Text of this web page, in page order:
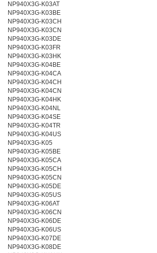
NP940X3G-K03AT
NP940X3G-K03BE
NP940X3G-K03CH
NP940X3G-K03CN
NP940X3G-K03DE
NP940X3G-K03FR
NP940X3G-K03HK
NP940X3G-K04BE
NP940X3G-K04CA
NP940X3G-K04CH
NP940X3G-K04CN
NP940X3G-K04HK
NP940X3G-K04NL
NP940X3G-K04SE
NP940X3G-K04TR
NP940X3G-K04US
NP940X3G-K05
NP940X3G-K05BE
NP940X3G-K05CA
NP940X3G-K05CH
NP940X3G-K05CN
NP940X3G-K05DE
NP940X3G-K05US
NP940X3G-K06AT
NP940X3G-K06CN
NP940X3G-K06DE
NP940X3G-K06US
NP940X3G-K07DE
NP940X3G-K08DE